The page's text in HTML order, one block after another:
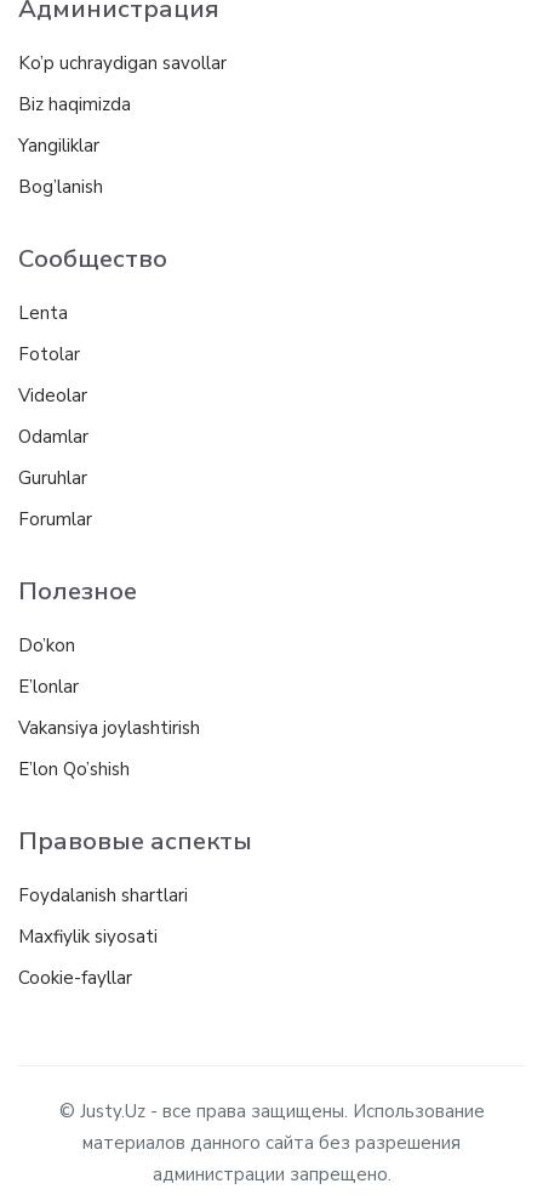
Администрация
Ko’p uchraydigan savollar
Biz haqimizda
Yangiliklar
Bog’lanish
Сообщество
Lenta
Fotolar
Videolar
Odamlar
Guruhlar
Forumlar
Полезное
Do’kon
E’lonlar
Vakansiya joylashtirish
E’lon Qo’shish
Правовые аспекты
Foydalanish shartlari
Maxfiylik siyosati
Cookie-fayllar
© Justy.Uz - все права защищены. Использование
материалов данного сайта без разрешения
администрации запрещено.